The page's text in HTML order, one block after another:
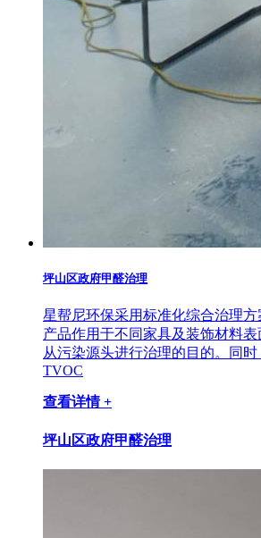
坪山区政府甲醛治理
星帮尼环保采用标准化综合治理
产品作用于不同家具及装饰材料表
从污染源头进行治理的目的。同
TVOC
查看详情 +
坪山区政府甲醛治理